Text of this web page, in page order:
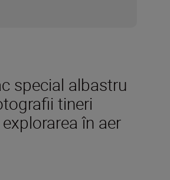
special albastru
tineri
în aer